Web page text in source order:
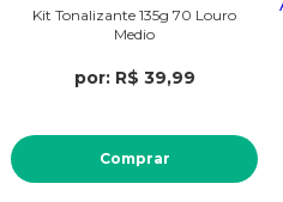
Kit Tonalizante 135g 70 Louro
Medio
por: R$ 39,99
Comprar